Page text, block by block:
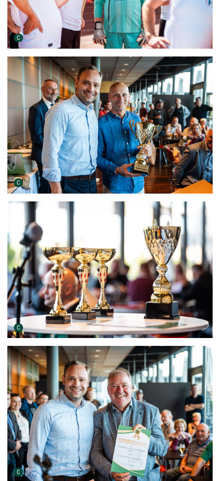
C Urheber der Grafik:
C Urheber der Grafik:
C Urheber der Grafik:
C Urheber der Grafik: